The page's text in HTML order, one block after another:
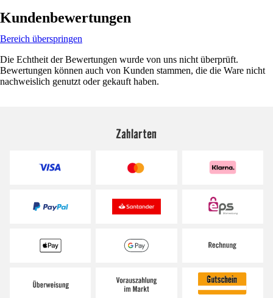
Kundenbewertungen
Bereich überspringen
Die Echtheit der Bewertungen wurde von uns nicht überprüft.
Bewertungen können auch von Kunden stammen, die die Ware nicht
nachweislich genutzt oder gekauft haben.
Zahlarten